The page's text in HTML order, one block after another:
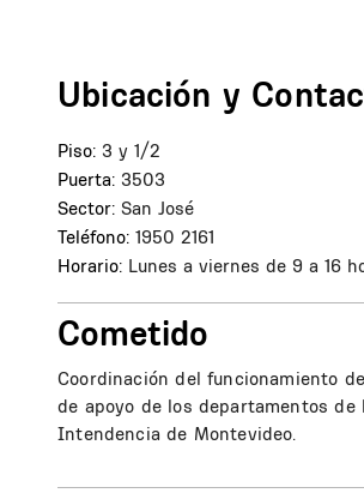
Ubicación y
Piso: 3 y 1/2
Puerta: 3503
Sector: San José
Teléfono: 1950 2161
Horario: Lunes a viernes de 9 a 16
Cometido
Coordinación del funcionamiento
de apoyo de los departamentos de
Intendencia de Montevideo.